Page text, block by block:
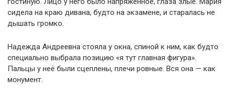
сидела на краю дивана, будто на экзамене, и старалась не
дышать громко.
Надежда Андреевна стояла у окна, спиной к ним, как будто
специально выбрала позицию «я тут главная фигура».
Пальцы у неё были сцеплены, плечи ровные. Вся она — как
монумент.